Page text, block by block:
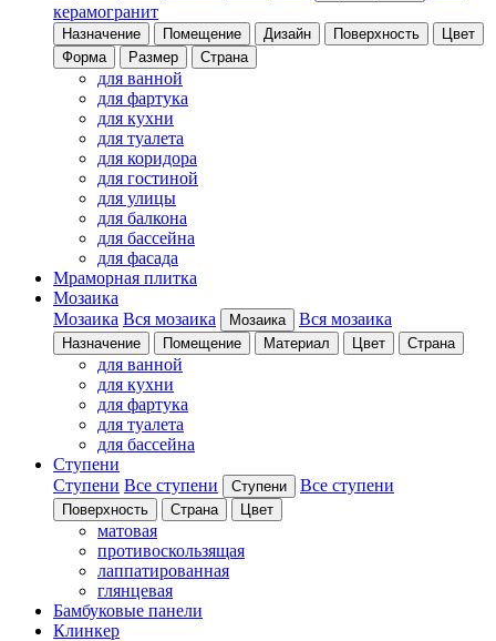
керамогранит
Назначение Помещение Дизайн Поверхность
Цвет
Форма
Размер Страна
для ванной
для фартука
для кухни
для туалета
для коридора
для гостиной
для улицы
для балкона
для бассейна
для фасада
Мраморная плитка
Мозаика
Мозаика Вся мозаика Мозаика Вся мозаика
Назначение Помещение Материал Цвет Страна
для ванной
для кухни
для фартука
для туалета
для бассейна
Ступени
Ступени Все ступени Ступени Все ступени
Поверхность Страна Цвет
матовая
противоскользящая
лаппатированная
глянцевая
Бамбуковые панели
Клинкер